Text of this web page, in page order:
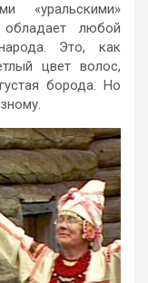
«уральскими»
любой
Это, как
цвет волос,
борода. Но